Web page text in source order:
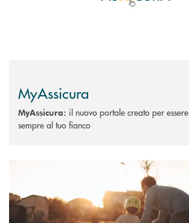
MyAssicura
MyAssicura: il nuovo portale creato per essere
sempre al tuo fianco